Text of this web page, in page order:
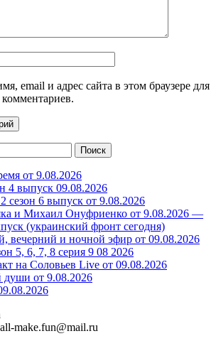
email и адрес сайта в этом браузере для
от 9.08.2026
4 выпуск 09.08.2026
сезон 6 выпуск от 9.08.2026
и Михаил Онуфриенко от 9.08.2026 —
(украинский фронт сегодня)
вечерний и ночной эфир от 09.08.2026
5, 6, 7, 8 серия 9 08 2026
на Соловьев Live от 09.08.2026
души от 9.08.2026
make.fun@mail.ru